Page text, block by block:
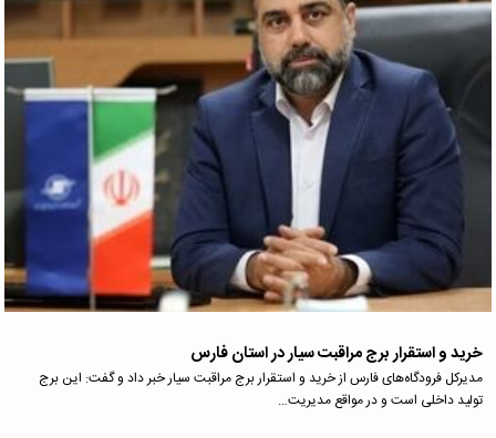
خرید و استقرار برج مراقبت سیار در استان فارس
مدیرکل فرودگاه‌های فارس از خرید و استقرار برج مراقبت سیار خبر داد و گفت: این برج
تولید داخلی است و در مواقع مدیریت…